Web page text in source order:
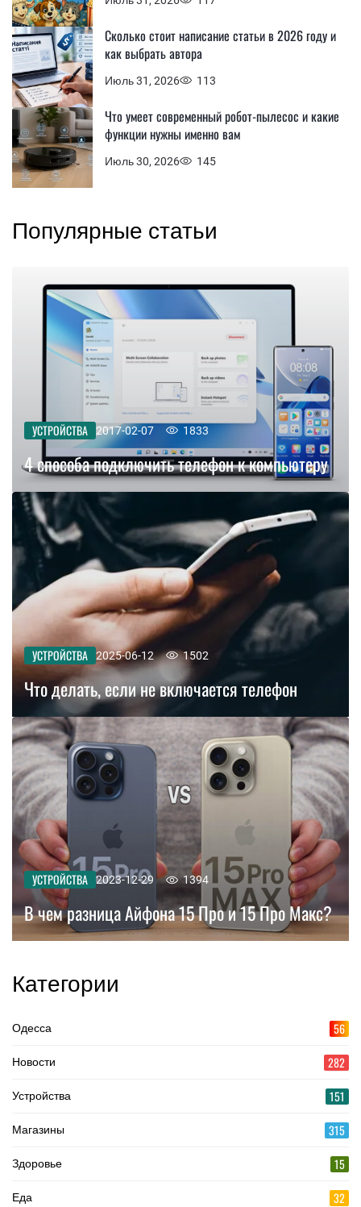
Июль 31, 2026 113
Сколько стоит написание статьи в 2026 году и
как выбрать автора
Июль 30, 2026 145
Что умеет современный робот-пылесос и какие
функции нужны именно вам
Популярные статьи
УСТРОЙСТВА 2017-02-07 1833
4 способа подключить телефон к компьютеру
УСТРОЙСТВА 2025-06-12 1502
Что делать, если не включается телефон
УСТРОЙСТВА 2023-12-29 1394
В чем разница Айфона 15 Про и 15 Про Макс?
Категории
Одесса 56
Новости 282
Устройства 151
Магазины 315
Здоровье 15
Еда 32